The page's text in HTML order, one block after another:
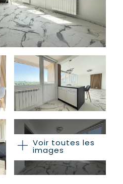
Voir toutes les
images